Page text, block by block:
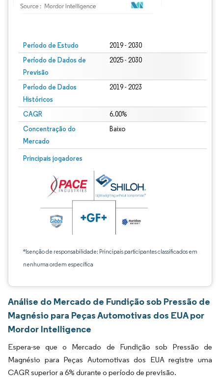
Período de Estudo 2019 - 2030
Período de Dados de
Previsão
2025 - 2030
Período de Dados
Históricos
2019 - 2023
CAGR 6.00%
Concentração do
Mercado
Baixo
Principais jogadores
*Isenção de responsabilidade: Principais participantes classificados em
nenhuma ordem específica
Análise do Mercado de Fundição sob Pressão de
Magnésio para Peças Automotivas dos EUA por
Mordor Intelligence
Espera-se que o Mercado de Fundição sob Pressão de
Magnésio para Peças Automotivas dos EUA registre uma
CAGR superior a 6% durante o período de previsão.